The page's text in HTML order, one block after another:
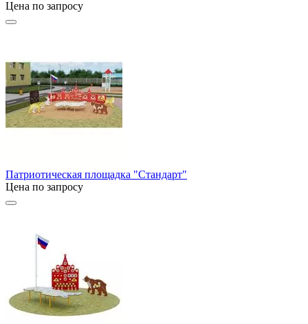
Цена по запросу
Патриотическая площадка "Стандарт"
Цена по запросу